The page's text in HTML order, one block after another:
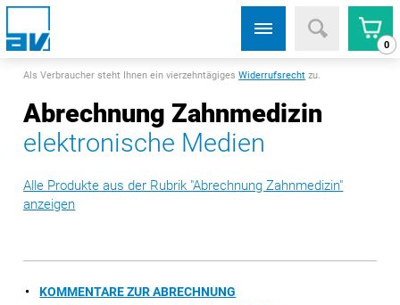
0
Als Verbraucher steht Ihnen ein vierzehntägigesWiderrufsrecht zu.
Abrechnung Zahnmedizin
elektronische Medien
Alle Produkte aus der Rubrik "Abrechnung Zahnmedizin"
anzeigen
KOMMENTARE ZUR ABRECHNUNG